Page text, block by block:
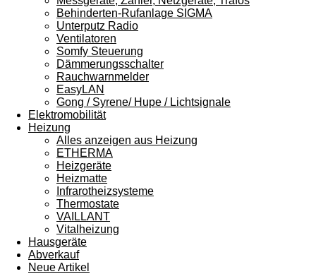
Behinderten-Rufanlage SIGMA
Unterputz Radio
Ventilatoren
Somfy Steuerung
Dämmerungsschalter
Rauchwarnmelder
EasyLAN
Gong / Syrene/ Hupe / Lichtsignale
Elektromobilität
Heizung
Alles anzeigen aus Heizung
ETHERMA
Heizgeräte
Heizmatte
Infrarotheizsysteme
Thermostate
VAILLANT
Vitalheizung
Hausgeräte
Abverkauf
Neue Artikel